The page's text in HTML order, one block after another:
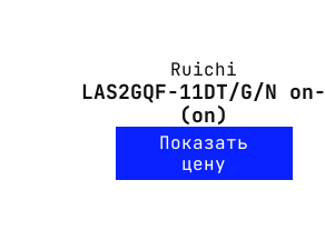
Ruichi
LAS2GQF-11DT/G/N on-
(on)
Показать
цену